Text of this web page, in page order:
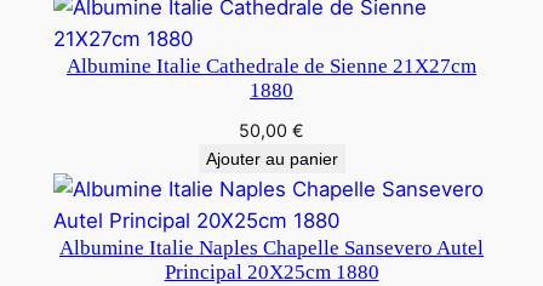
Albumine Italie Cathedrale de Sienne 21X27cm
1880
50,00 €
Ajouter au panier
Albumine Italie Naples Chapelle Sansevero Autel
Principal 20X25cm 1880